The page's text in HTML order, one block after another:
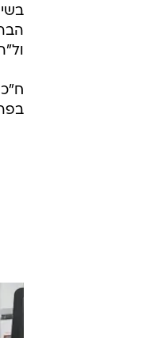
בפרוזדור 6 פעמים ושוחחנו על